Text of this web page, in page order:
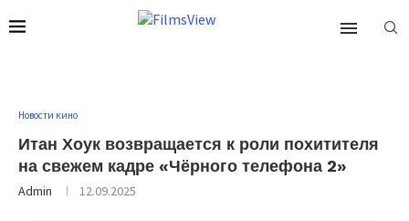
Новости кино
Итан Хоук возвращается к роли похитителя
на свежем кадре «Чёрного телефона 2»
Admin 12.09.2025